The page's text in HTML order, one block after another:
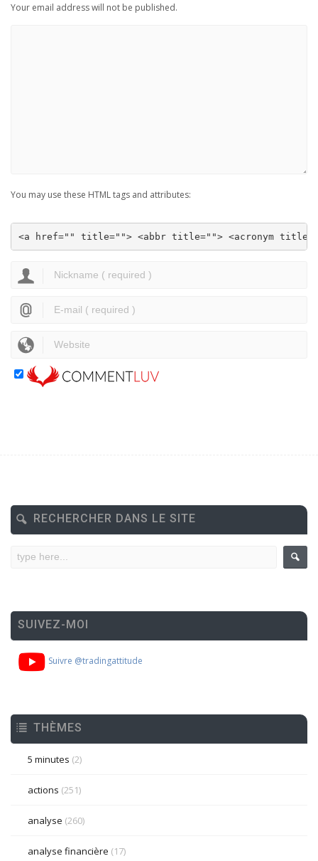
Your email address will not be published.
You may use these HTML tags and attributes:
<a href="" title=""> <abbr title=""> <acronym
RECHERCHER DANS LE SITE
SUIVEZ-MOI
Suivre @tradingattitude
THÈMES
5 minutes (2)
actions (251)
analyse (260)
analyse financière (17)